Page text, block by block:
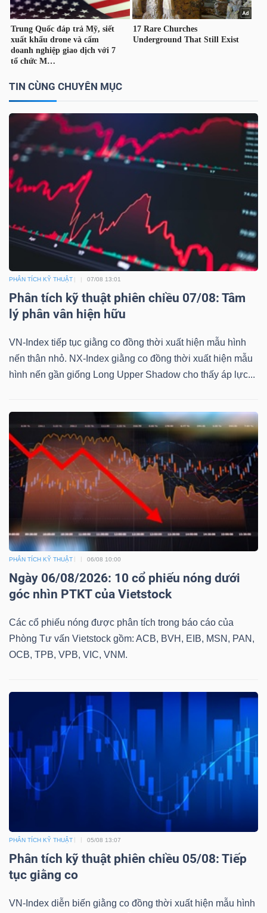
TIN CÙNG CHUYÊN MỤC
PHÂN TÍCH KỸ THUẬT 07/08 13:01
Phân tích kỹ thuật phiên chiều 07/08: Tâm
lý phân vân hiện hữu
VN-Index tiếp tục giằng co đồng thời xuất hiện mẫu hình
nến thân nhỏ. NX-Index giằng co đồng thời xuất hiện mẫu
hình nến gần giống Long Upper Shadow cho thấy áp lực...
PHÂN TÍCH KỸ THUẬT 06/08 10:00
Ngày 06/08/2026: 10 cổ phiếu nóng dưới
góc nhìn PTKT của Vietstock
Các cổ phiếu nóng được phân tích trong báo cáo của
Phòng Tư vấn Vietstock gồm: ACB, BVH, EIB, MSN, PAN,
OCB, TPB, VPB, VIC, VNM.
PHÂN TÍCH KỸ THUẬT 05/08 13:07
Phân tích kỹ thuật phiên chiều 05/08: Tiếp
tục giằng co
VN-Index diễn biến giằng co đồng thời xuất hiện mẫu hình
YẾU
THIẾT
YẾU
CHĂM
SỨC
KHỎE
TÀI
CHÍNH
CÔNG
NGHỆ
THÔNG
TIN
DỊCH
VỤ
THÔNG
TIỆN
BẤT
SẢN
chứng
(-)